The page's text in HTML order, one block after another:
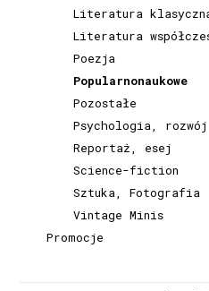
Literatura
Literatura
Poezja
Popularnonaukowe
Pozostałe
Psychologia,
Reportaż, esej
Science-fiction
Sztuka, Fotografia
Vintage Minis
Promocje